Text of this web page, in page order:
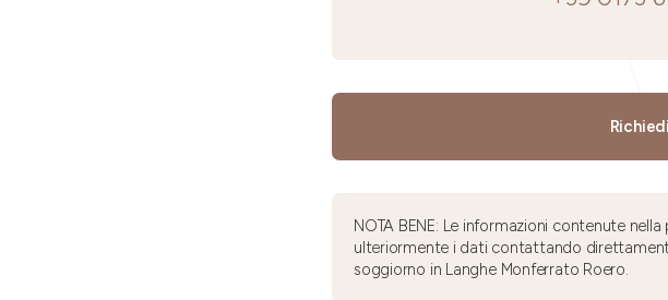
NOTA BENE: Le informazioni contenute
ulteriormente i dati contattando
soggiorno in Langhe Monferrato Roero.